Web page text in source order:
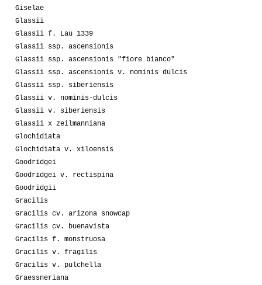
Giselae
Glassii
Glassii f. Lau 1339
Glassii ssp. ascensionis
Glassii ssp. ascensionis "fiore bianco"
Glassii ssp. ascensionis v. nominis dulcis
Glassii ssp. siberiensis
Glassii v. nominis-dulcis
Glassii v. siberiensis
Glassii x zeilmanniana
Glochidiata
Glochidiata v. xiloensis
Goodridgei
Goodridgei v. rectispina
Goodridgii
Gracilis
Gracilis cv. arizona snowcap
Gracilis cv. buenavista
Gracilis f. monstruosa
Gracilis v. fragilis
Gracilis v. pulchella
Graessneriana